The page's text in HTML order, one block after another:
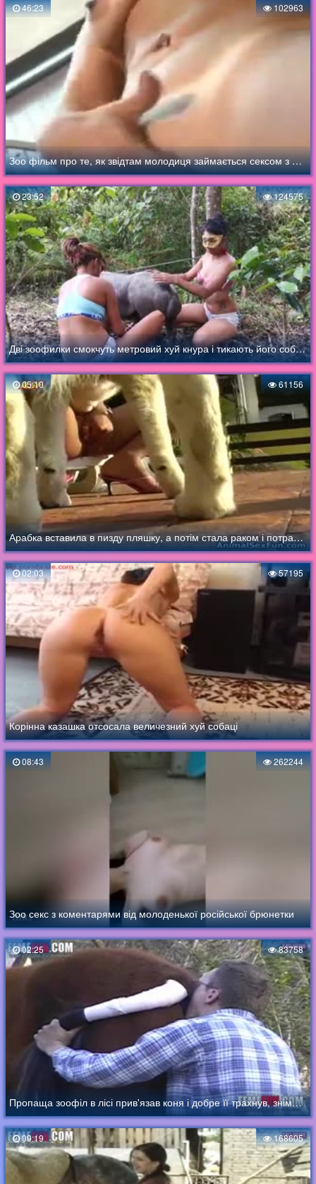
46:23 102963
Зоо фільм про те, як звідтам молодиця займається сексом з ослом
23:52 124575
Дві зоофилки смокчуть метровий хуй кнура і тикають його собі в піськи
05:10 61156
Арабка вставила в пизду пляшку, а потім стала раком і потрахалась з собакою
02:03 57195
Корінна казашка отсосала величезний хуй собаці
08:43 262244
Зоо секс з коментарями від молоденької російської брюнетки
02:25 83758
Пропаща зоофіл в лісі прив'язав коня і добре її трахнув, знімаючи зоо секс на камеру
09:19 168605